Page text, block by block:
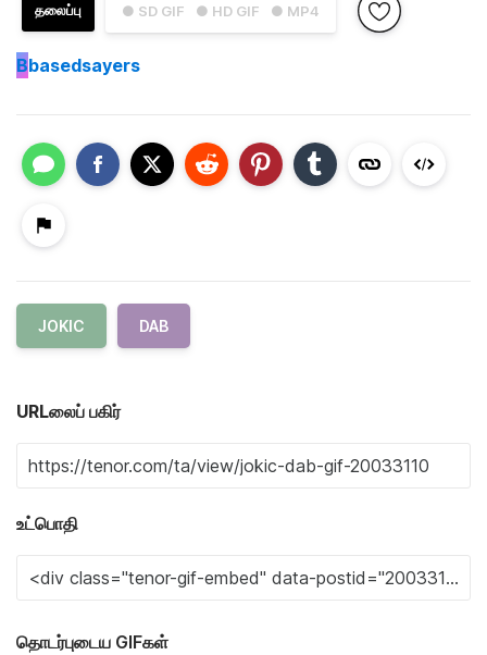
● SD GIF ● HD GIF ● MP4
தலைப்பு
Bbasedsayers
JOKIC DAB
URLலைப் பகிர்
உட்பொதி
தொடர்புடைய GIFகள்